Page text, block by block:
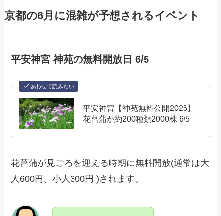
京都の6月に混雑が予想されるイベント
平安神宮 神苑の無料開放日 6/5
あわせて読みたい
平安神宮【神苑無料公開2026】
花菖蒲が約200種類2000株 6/5
花菖蒲が見ごろを迎える時期に無料開放(通常は大
人600円、小人300円 )されます。